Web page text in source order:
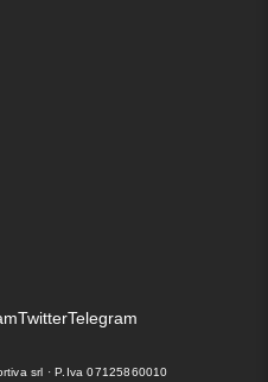
TwitterTelegram
srl · P.Iva 07125860010